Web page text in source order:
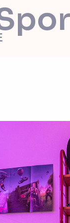
kultur
&